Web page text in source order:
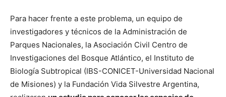
Para hacer frente a este problema, un equipo de
investigadores y técnicos de la Administración de
Parques Nacionales, la Asociación Civil Centro de
Investigaciones del Bosque Atlántico, el Instituto de
Biología Subtropical (IBS-CONICET-Universidad Nacional
de Misiones) y la Fundación Vida Silvestre Argentina,